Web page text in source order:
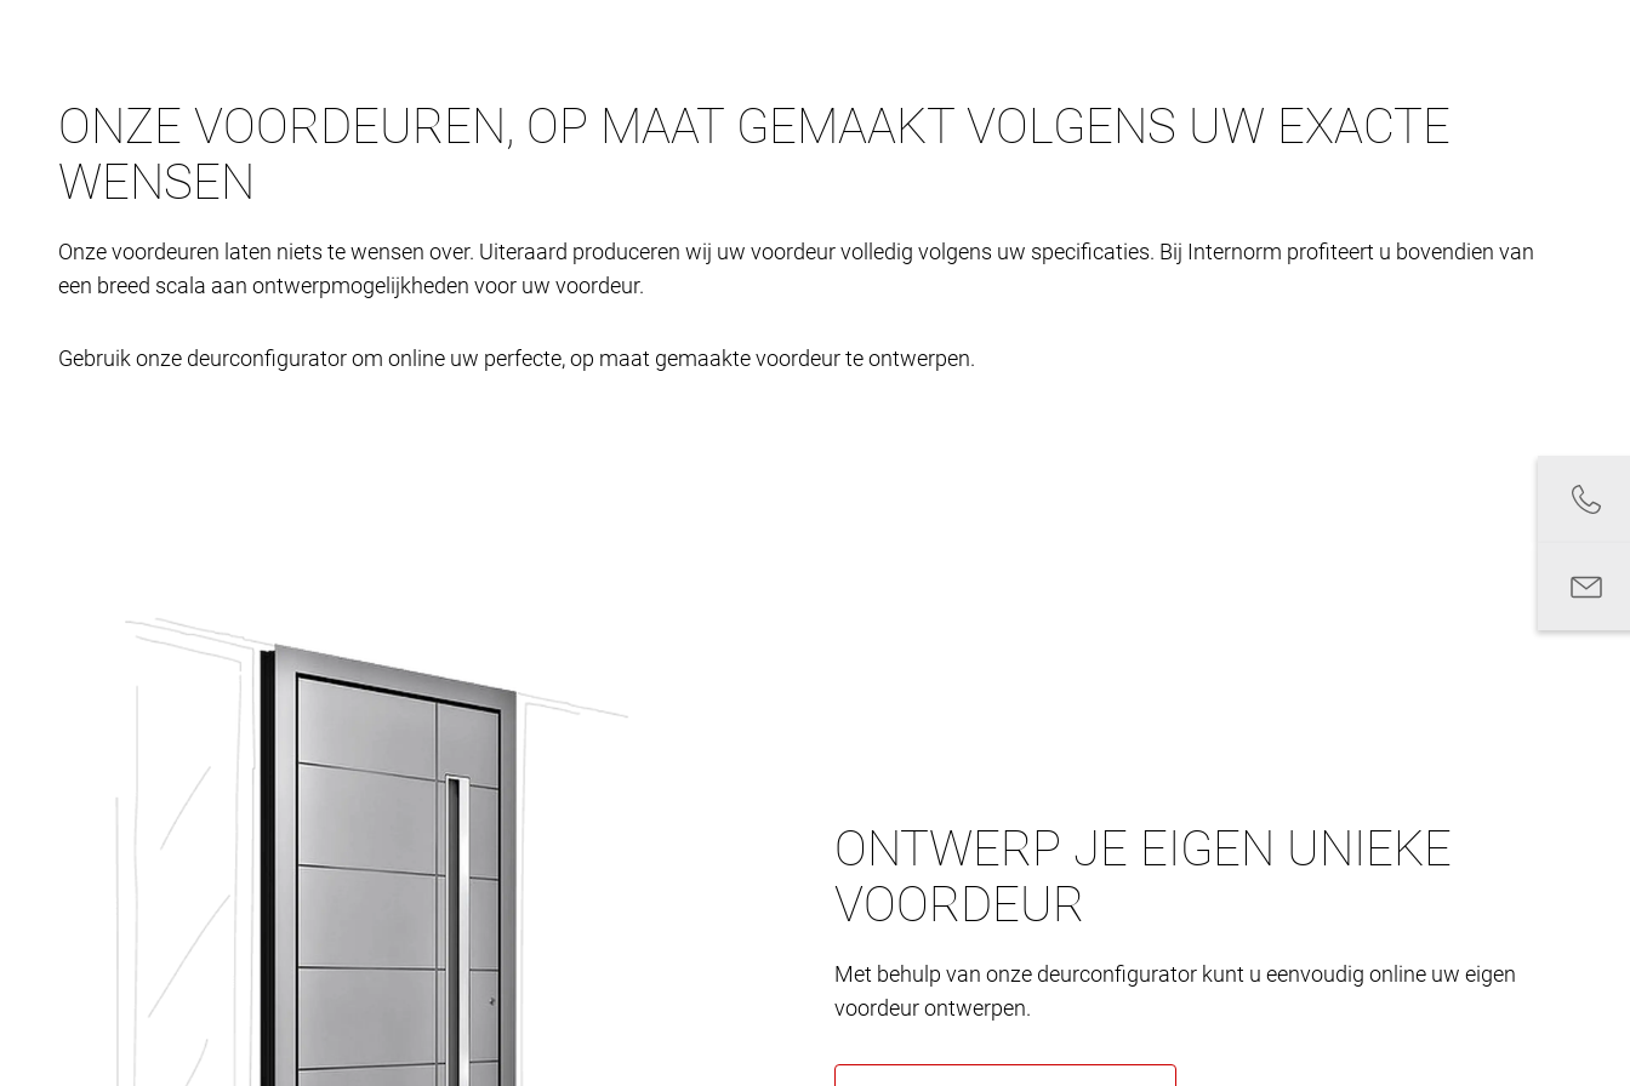
ONZE VOORDEUREN, OP MAAT GEMAAKT VOLGENS UW EXACTE
WENSEN
Onze voordeuren laten niets te wensen over. Uiteraard produceren wij uw voordeur volledig volgens uw specificaties. Bij Internorm profiteert u bovendien van
een breed scala aan ontwerpmogelijkheden voor uw voordeur.
Gebruik onze deurconfigurator om online uw perfecte, op maat gemaakte voordeur te ontwerpen.
ONTWERP JE EIGEN UNIEKE
VOORDEUR
Met behulp van onze deurconfigurator kunt u eenvoudig online uw eigen
voordeur ontwerpen.